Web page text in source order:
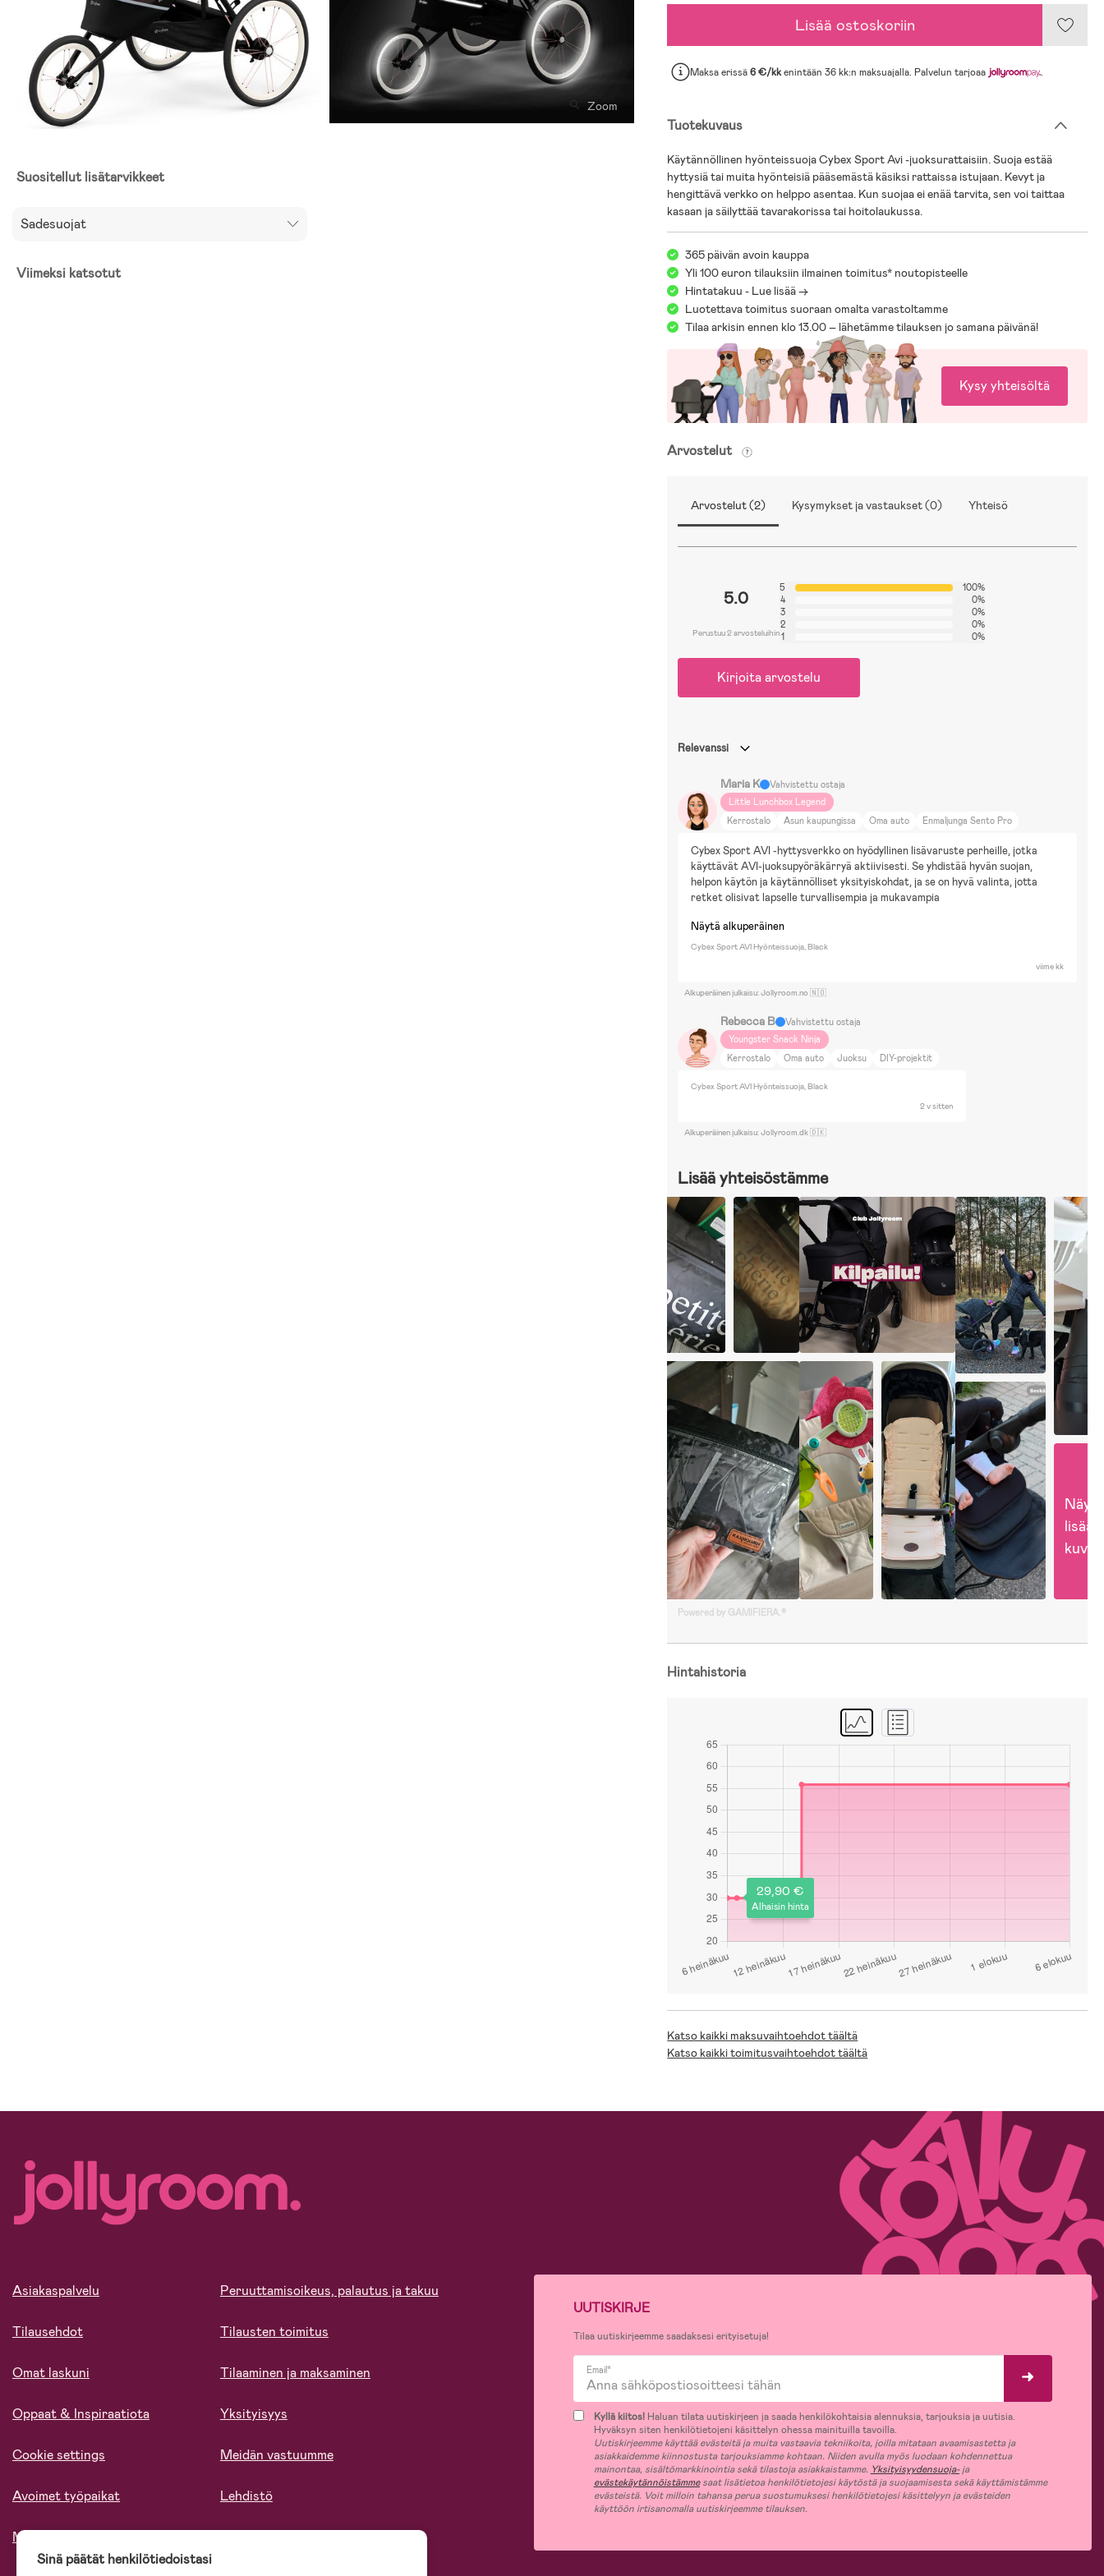
Zoom
Suositellut lisätarvikkeet
Sadesuojat
Viimeksi katsotut
Lisää ostoskoriin
Maksa erissä6 €/kkenintään 36 kk:n maksuajalla. Palvelun tarjoaa .
Tuotekuvaus
Käytännöllinen hyönteissuoja Cybex Sport Avi -juoksurattaisiin. Suoja estää
hyttysiä tai muita hyönteisiä pääsemästä käsiksi rattaissa istujaan. Kevyt ja
hengittävä verkko on helppo asentaa. Kun suojaa ei enää tarvita, sen voi taittaa
kasaan ja säilyttää tavarakorissa tai hoitolaukussa.
365 päivän avoin kauppa
Yli 100 euron tilauksiin ilmainen toimitus* noutopisteelle
Hintatakuu - Lue lisää ->
Luotettava toimitus suoraan omalta varastoltamme
Tilaa arkisin ennen klo 13.00 – lähetämme tilauksen jo samana päivänä!
Kysy yhteisöltä
Arvostelut
Arvostelut (2) Kysymykset ja vastaukset (0) Yhteisö
5.0
Perustuu 2 arvosteluihin
5
100%
4
0%
3
0%
2
0%
1
0%
Kirjoita arvostelu
Relevanssi
Maria K
Vahvistettu ostaja
Little Lunchbox Legend
Kerrostalo
Asun kaupungissa Oma auto Enmaljunga Sento Pro
Cybex Sport AVI -hyttysverkko on hyödyllinen lisävaruste perheille, jotka
käyttävät AVI-juoksupyöräkärryä aktiivisesti. Se yhdistää hyvän suojan,
helpon käytön ja käytännölliset yksityiskohdat, ja se on hyvä valinta, jotta
retket olisivat lapselle turvallisempia ja mukavampia
Näytä alkuperäinen
Cybex Sport AVI Hyönteissuoja, Black
viime kk
Alkuperäinen julkaisu: Jollyroom.no 🇳🇴
Rebecca B
Vahvistettu ostaja
Youngster Snack Ninja
Kerrostalo
Oma auto Juoksu DIY-projektit
Cybex Sport AVI Hyönteissuoja, Black
2 v sitten
Alkuperäinen julkaisu: Jollyroom.dk 🇩🇰
Lisää yhteisöstämme
lisää
kuvia
Powered by GAMIFIERA.®
Hintahistoria
29,90 €
Alhaisin hinta
Katso kaikki maksuvaihtoehdot täältä
Katso kaikki toimitusvaihtoehdot täältä
Asiakaspalvelu
Tilausehdot
Omat laskuni
Oppaat & Inspiraatiota
Cookie settings
Avoimet työpaikat
Meistä
Peruuttamisoikeus, palautus ja takuu
Tilausten toimitus
Tilaaminen ja maksaminen
Yksityisyys
Meidän vastuumme
Lehdistö
UUTISKIRJE
Tilaa uutiskirjeemme saadaksesi erityisetuja!
Email*
Kyllä kiitos!Haluan tilata uutiskirjeen ja saada henkilökohtaisia alennuksia, tarjouksia ja uutisia.
Hyväksyn siten henkilötietojeni käsittelyn ohessa mainituilla tavoilla.
Uutiskirjeemme käyttää evästeitä ja muita vastaavia tekniikoita, joilla mitataan avaamisastetta ja
asiakkaidemme kiinnostusta tarjouksiamme kohtaan. Niiden avulla myös luodaan kohdennettua
mainontaa, sisältömarkkinointia sekä tilastoja asiakkaistamme. Yksityisyydensuoja-ja
evästekäytännöistämmesaat lisätietoa henkilötietojesi käytöstä ja suojaamisesta sekä käyttämistämme
evästeistä. Voit milloin tahansa perua suostumuksesi henkilötietojesi käsittelyyn ja evästeiden
käyttöön irtisanomalla uutiskirjeemme tilauksen.
Sinä päätät henkilötiedoistasi